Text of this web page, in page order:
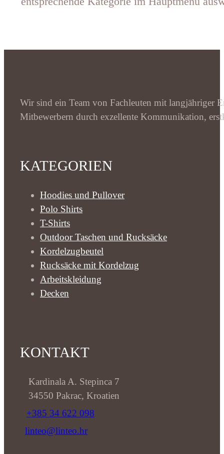
Wir sind ein Team von Fachleuten mit langjähriger
Mitbewerbern durch exzellente Kommunikation,
KATEGORIEN
Hoodies und Pullover
Polo Shirts
T-Shirts
Outdoor Taschen und Rucksäcke
Kordelzugbeutel
Rucksäcke mit Kordelzug
Arbeitskleidung
Decken
KONTAKT
Kardinala A. Stepinca 7
34550 Pakrac, Kroatien
+385 34 622 098
linteo@linteo.hr